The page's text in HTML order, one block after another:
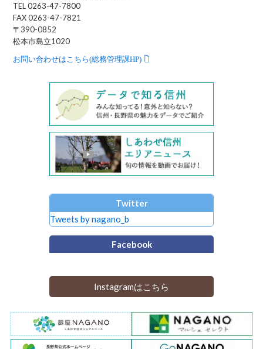
TEL 0263-47-7800
FAX 0263-47-7821
〒390-0852
松本市島立1020
お問い合わせはこちら(総務管理課HP)
Twitter
Tweets by nagano_b
Facebook
Instagramはこちら